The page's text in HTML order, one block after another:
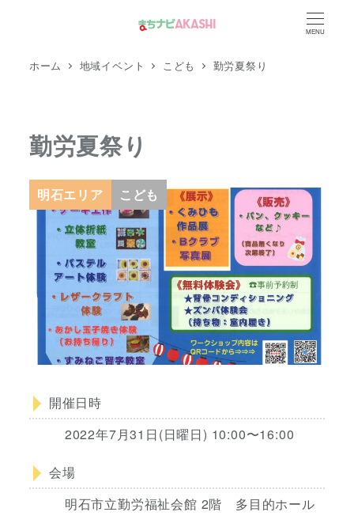
MENU
ホーム 地域イベント こども 勤労夏祭り
勤労夏祭り
明石エリア こども
開催日時
2022年7月31日(日曜日) 10:00〜16:00
会場
明石市立勤労福祉会館 2階 多目的ホール